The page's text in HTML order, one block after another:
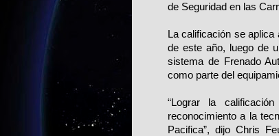
de Seguridad en las
La calificación se
de este año, luego de
sistema de Frenado
como parte del
“Lograr la
reconocimiento a la
Pacifica”, dijo Chris